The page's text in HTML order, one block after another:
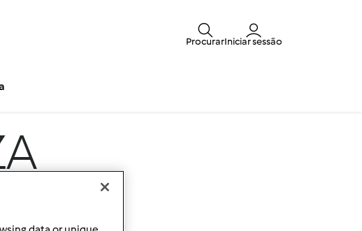
ProcurarIniciar sessão